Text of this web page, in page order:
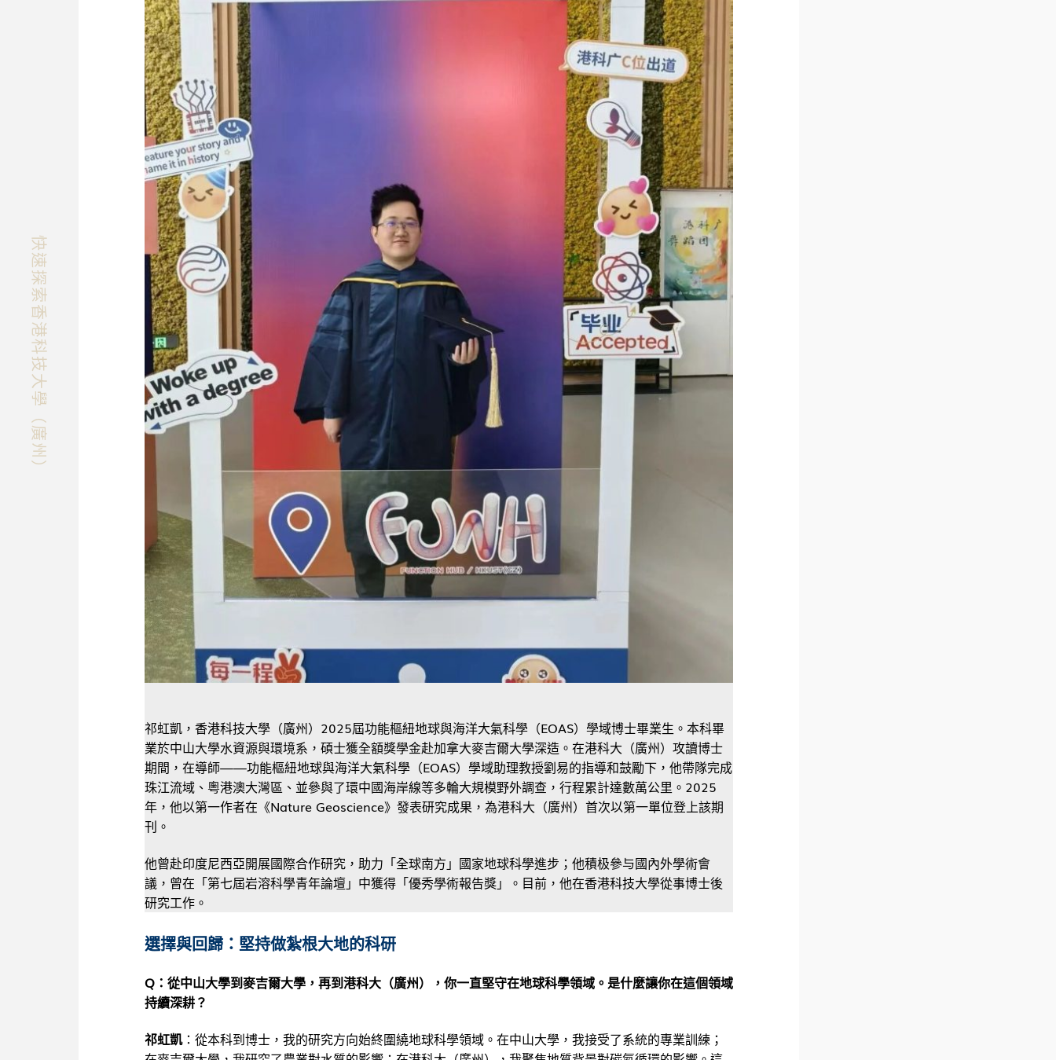
快速探索香港科技大學（廣州）
祁虹凱，香港科技大學（廣州）2025屆功能樞紐地球與海洋大氣科學（EOAS）學域博士畢業生。本科畢
業於中山大學水資源與環境系，碩士獲全額獎學金赴加拿大麥吉爾大學深造。在港科大（廣州）攻讀博士
期間，在導師——功能樞紐地球與海洋大氣科學（EOAS）學域助理教授劉易的指導和鼓勵下，他帶隊完成
珠江流域、粵港澳大灣區、並參與了環中國海岸線等多輪大規模野外調查，行程累計達數萬公里。2025
年，他以第一作者在《Nature Geoscience》發表研究成果，為港科大（廣州）首次以第一單位登上該期
刊。
他曾赴印度尼西亞開展國際合作研究，助力「全球南方」國家地球科學進步；他積极參与國內外學術會
議，曾在「第七屆岩溶科學青年論壇」中獲得「優秀學術報告獎」。目前，他在香港科技大學從事博士後
研究工作。
選擇與回歸：堅持做紮根大地的科研
Q：從中山大學到麥吉爾大學，再到港科大（廣州），你一直堅守在地球科學領域。是什麼讓你在這個領域
持續深耕？
祁虹凱：從本科到博士，我的研究方向始終圍繞地球科學領域。在中山大學，我接受了系統的專業訓練；